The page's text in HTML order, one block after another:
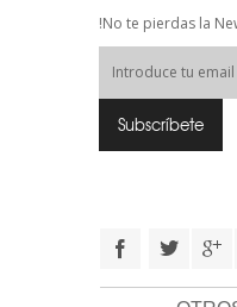
!No te pierdas la